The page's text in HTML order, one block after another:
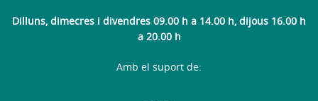
Dilluns, dimecres i divendres 09.00 h a 14.00 h, dijous 16.00 h
a 20.00 h
Amb el suport de: